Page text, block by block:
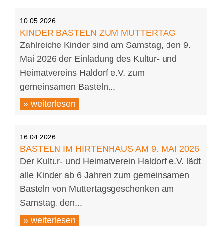
10.05.2026
KINDER BASTELN ZUM MUTTERTAG
Zahlreiche Kinder sind am Samstag, den 9.
Mai 2026 der Einladung des Kultur- und
Heimatvereins Haldorf e.V. zum
gemeinsamen Basteln...
» weiterlesen
16.04.2026
BASTELN IM HIRTENHAUS AM 9. MAI 2026
Der Kultur- und Heimatverein Haldorf e.V. lädt
alle Kinder ab 6 Jahren zum gemeinsamen
Basteln von Muttertagsgeschenken am
Samstag, den...
» weiterlesen